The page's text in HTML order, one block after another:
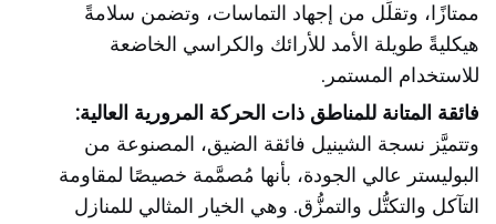
ممتازًا، وتقلِّل من إجهاد التماسات، وتضمن سلامةً
هيكليةً طويلة الأمد للأرائك والكراسي الخاضعة
للاستخدام المستمر.
فائقة المتانة للمناطق ذات الحركة المرورية العالية:
وتتميَّز نسجة الشينيل فائقة الضيق، المصنوعة من
البوليستر عالي الجودة، بأنها مُصمَّمة خصيصًا لمقاومة
التآكل والتكتُّل والتمزُّق. وهي الخيار المثالي للمنازل